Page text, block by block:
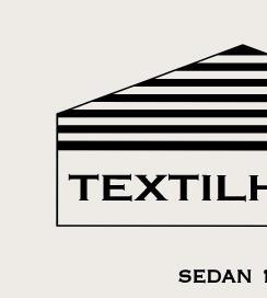
SEDAN